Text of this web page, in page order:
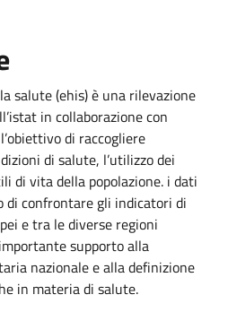
salute (ehis) è una rilevazione
in collaborazione con
di raccogliere
di salute, l’utilizzo dei
di vita della popolazione. i dati
di confrontare gli indicatori di
e tra le diverse regioni
supporto alla
nazionale e alla definizione
in materia di salute.